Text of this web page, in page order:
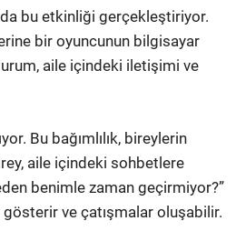
bu etkinliği gerçekleştiriyor.
bir oyuncunun bilgisayar
aile içindeki iletişimi ve
Bu bağımlılık, bireylerin
aile içindeki sohbetlere
benimle zaman geçirmiyor?”
ve çatışmalar oluşabilir.